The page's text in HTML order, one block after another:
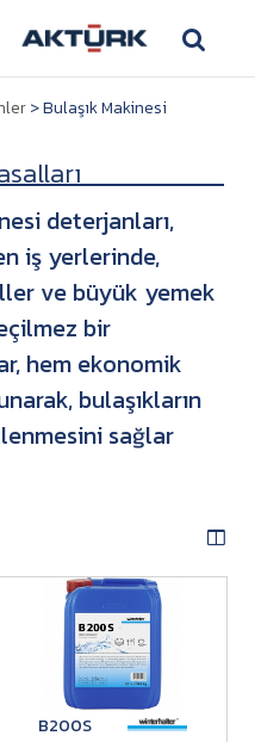
> Bulaşık Makinesi
deterjanları,
iş yerlerinde,
ve büyük yemek
bir
hem ekonomik
bulaşıkların
sağlar
B200S